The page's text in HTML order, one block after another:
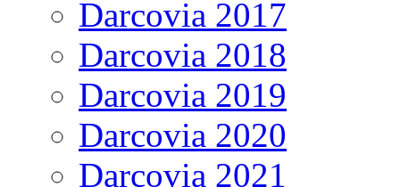
Darcovia 2017
Darcovia 2018
Darcovia 2019
Darcovia 2020
Darcovia 2021